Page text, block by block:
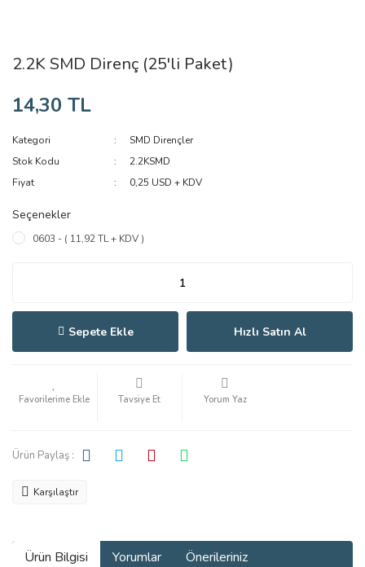
2.2K SMD Direnç (25'li Paket)
14,30 TL
Kategori
SMD Dirençler
Stok Kodu
2.2KSMD
Fiyat
0,25 USD + KDV
Seçenekler
0603 - ( 11,92 TL + KDV )
Sepete Ekle Hızlı Satın Al
Tavsiye Et Yorum Yaz
Ürün Paylaş :
Karşılaştır
Ürün Bilgisi Yorumlar Önerileriniz